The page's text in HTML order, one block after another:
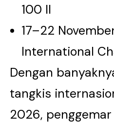
100 II
17–22
International
Dengan
tangkis
2026,